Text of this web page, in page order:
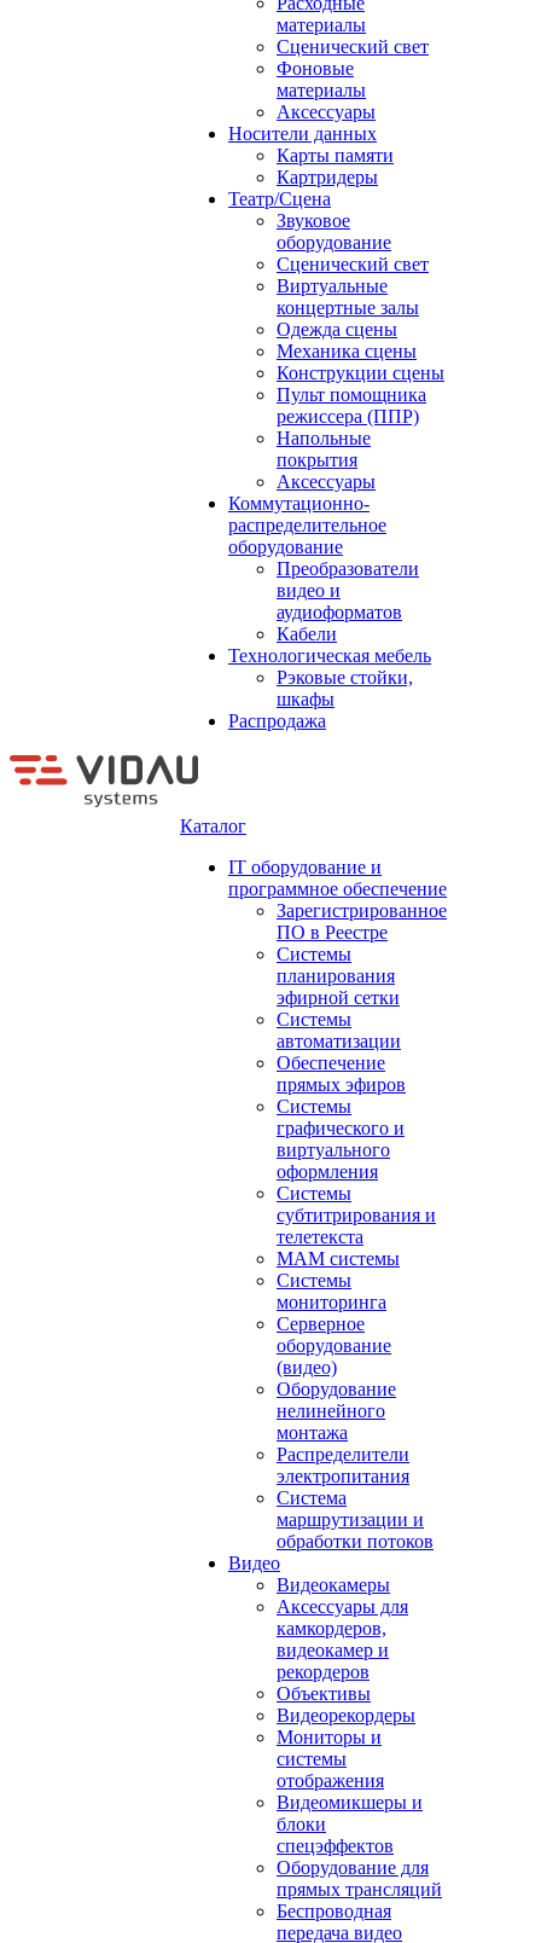
материалы
Сценический свет
Фоновые
материалы
Аксессуары
Носители данных
Карты памяти
Картридеры
Театр/Сцена
Звуковое
оборудование
Сценический свет
Виртуальные
концертные залы
Одежда сцены
Механика сцены
Конструкции сцены
Пульт помощника
режиссера (ППР)
Напольные
покрытия
Аксессуары
Коммутационно-
распределительное
оборудование
Преобразователи
видео и
аудиоформатов
Кабели
Технологическая мебель
Рэковые стойки,
шкафы
Распродажа
Каталог
IT оборудование и
программное обеспечение
Зарегистрированное
ПО в Реестре
Системы
планирования
эфирной сетки
Системы
автоматизации
Обеспечение
прямых эфиров
Системы
графического и
виртуального
оформления
Системы
субтитрирования и
телетекста
MAM системы
Системы
мониторинга
Серверное
оборудование
(видео)
Оборудование
нелинейного
монтажа
Распределители
электропитания
Система
маршрутизации и
обработки потоков
Видео
Видеокамеры
Аксессуары для
камкордеров,
видеокамер и
рекордеров
Объективы
Видеорекордеры
Мониторы и
системы
отображения
Видеомикшеры и
блоки
спецэффектов
Оборудование для
прямых трансляций
Беспроводная
передача видео